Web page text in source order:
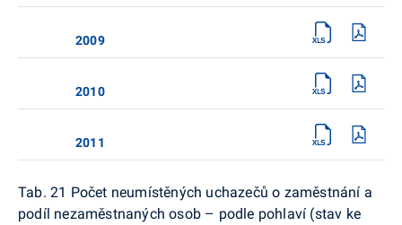
2009
2010
2011
Tab. 21 Počet neumístěných uchazečů o zaměstnání a
podíl nezaměstnaných osob – podle pohlaví (stav ke